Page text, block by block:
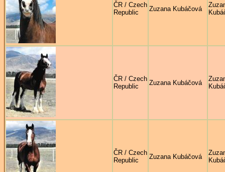
ČR / Czech
Republic
Zuzana Kubáčová
ČR / Czech
Republic
Zuzana Kubáčová
ČR / Czech
Republic
Zuzana Kubáčová